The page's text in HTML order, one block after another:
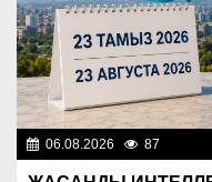
06.08.2026 87